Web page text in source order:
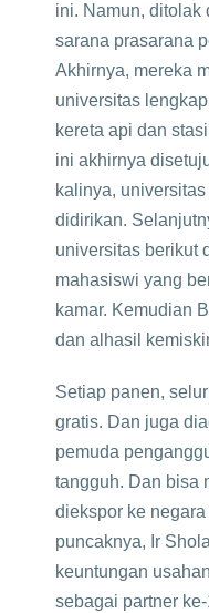
ini. Namun, ditolak
sarana prasarana
Akhirnya, mereka
universitas
kereta api dan
ini akhirnya
kalinya,
didirikan.
universitas berikut
mahasiswi yang
kamar. Kemudian
dan alhasil
Setiap panen,
gratis. Dan juga
pemuda
tangguh. Dan bisa
diekspor ke
puncaknya, Ir
keuntungan
sebagai partner